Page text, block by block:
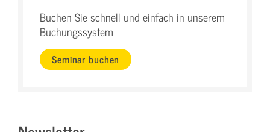
Buchen Sie schnell und einfach in unserem
Buchungssystem
Seminar buchen